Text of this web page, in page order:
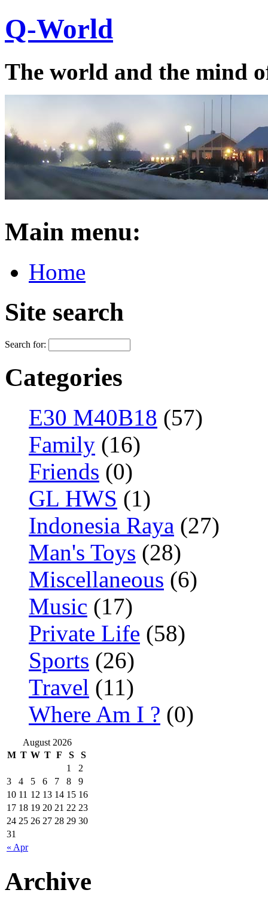
Q-World
The world and the mind
Main menu:
Home
Site search
Search for:
Categories
E30 M40B18 (57)
Family (16)
Friends (0)
GL HWS (1)
Indonesia Raya (27)
Man's Toys (28)
Miscellaneous (6)
Music (17)
Private Life (58)
Sports (26)
Travel (11)
Where Am I ? (0)
August 2026
M T W T F S S
« Apr
1
2
3
4 5 6 7 8
9
10 11 12 13 14 15 16
17 18 19 20 21 22 23
24 25 26 27 28 29 30
31
Archive